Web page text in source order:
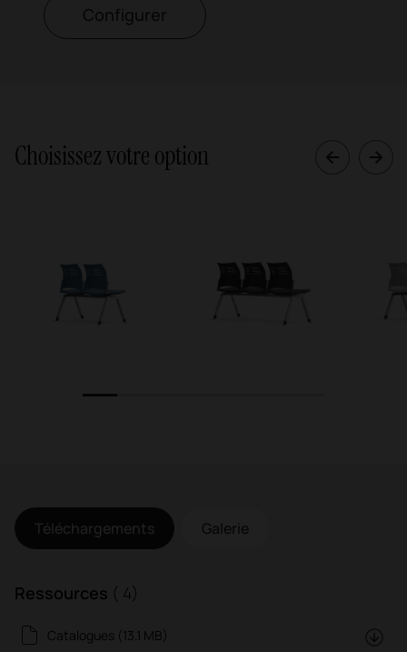
Configurer
Choisissez votre option
Téléchargements Galerie
Ressources ( 4)
Catalogues (13.1 MB)